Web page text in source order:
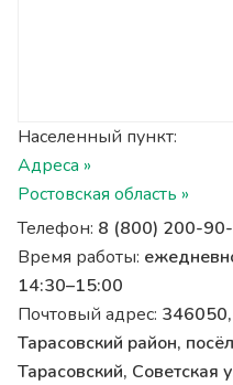
Населенный пункт:
Адреса »
Ростовская область »
Телефон: 8 (800) 200-
Время работы:
14:30–15:00
Почтовый адрес: 346050,
Тарасовский район,
Тарасовский, Советская